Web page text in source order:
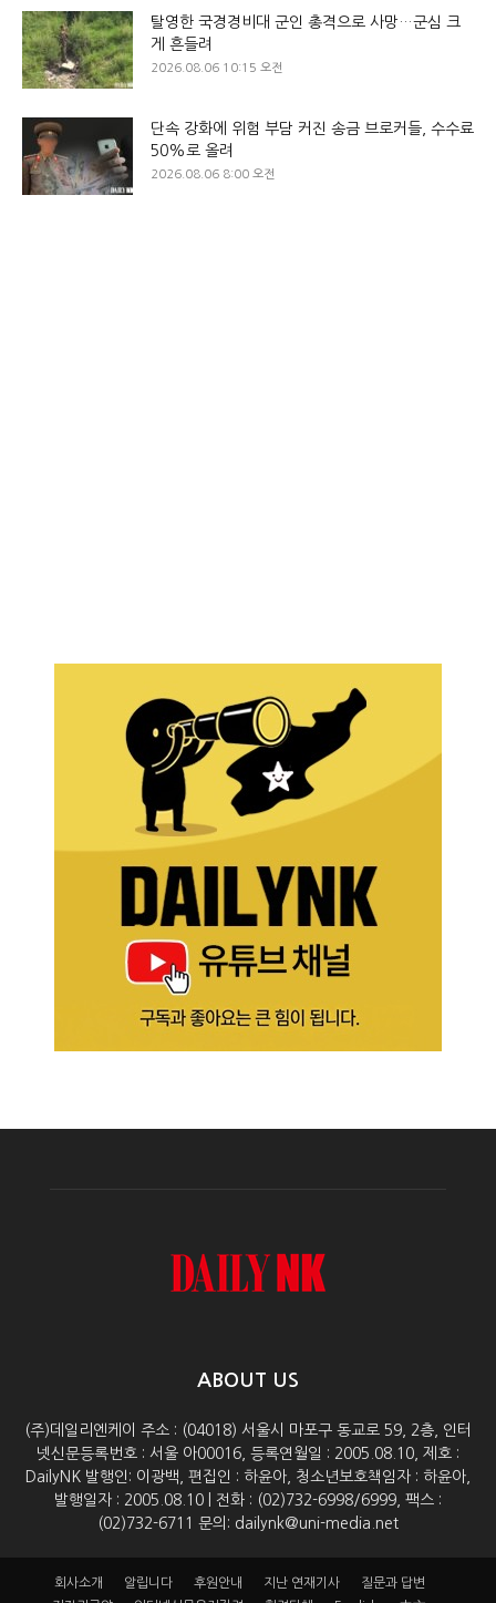
탈영한 국경경비대 군인 총격으로 사망…군심 크
게 흔들려
2026.08.06 10:15 오전
단속 강화에 위험 부담 커진 송금 브로커들, 수수료
50%로 올려
2026.08.06 8:00 오전
ABOUT US
(주)데일리엔케이 주소 : (04018) 서울시 마포구 동교로 59, 2층, 인터
넷신문등록번호 : 서울 아00016, 등록연월일 : 2005.08.10, 제호 :
DailyNK 발행인: 이광백, 편집인 : 하윤아, 청소년보호책임자 : 하윤아,
발행일자 : 2005.08.10 | 전화 : (02)732-6998/6999, 팩스 :
(02)732-6711 문의: dailynk@uni-media.net
회사소개 알립니다 후원안내 지난 연재기사
질문과 답변